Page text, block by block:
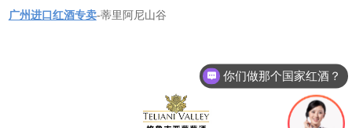
广州进口红酒专卖-蒂里阿尼山谷
你们做那个国家红酒？